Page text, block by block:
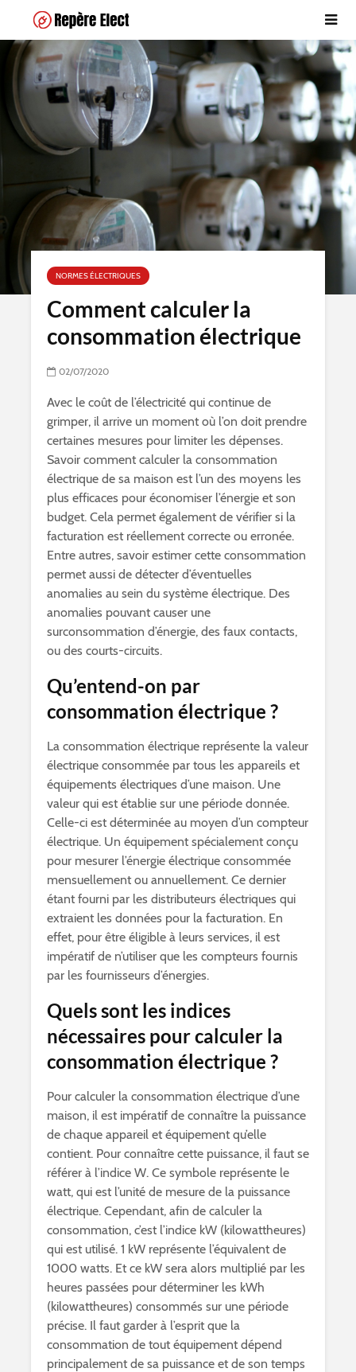
NORMES ÉLECTRIQUES
Comment calculer la
consommation électrique
02/07/2020
Avec le coût de l’électricité qui continue de
grimper, il arrive un moment où l’on doit prendre
certaines mesures pour limiter les dépenses.
Savoir comment calculer la consommation
électrique de sa maison est l’un des moyens les
plus efficaces pour économiser l’énergie et son
budget. Cela permet également de vérifier si la
facturation est réellement correcte ou erronée.
Entre autres, savoir estimer cette consommation
permet aussi de détecter d’éventuelles
anomalies au sein du système électrique. Des
anomalies pouvant causer une
surconsommation d’énergie, des faux contacts,
ou des courts-circuits.
Qu’entend-on par
consommation électrique ?
La consommation électrique représente la valeur
électrique consommée par tous les appareils et
équipements électriques d’une maison. Une
valeur qui est établie sur une période donnée.
Celle-ci est déterminée au moyen d’un compteur
électrique. Un équipement spécialement conçu
pour mesurer l’énergie électrique consommée
mensuellement ou annuellement. Ce dernier
étant fourni par les distributeurs électriques qui
extraient les données pour la facturation. En
effet, pour être éligible à leurs services, il est
impératif de n’utiliser que les compteurs fournis
par les fournisseurs d’énergies.
Quels sont les indices
nécessaires pour calculer la
consommation électrique ?
Pour calculer la consommation électrique d’une
maison, il est impératif de connaître la puissance
de chaque appareil et équipement qu’elle
contient. Pour connaître cette puissance, il faut se
référer à l’indice W. Ce symbole représente le
watt, qui est l’unité de mesure de la puissance
électrique. Cependant, afin de calculer la
consommation, c’est l’indice kW (kilowattheures)
qui est utilisé. 1 kW représente l’équivalent de
1000 watts. Et ce kW sera alors multiplié par les
heures passées pour déterminer les kWh
(kilowattheures) consommés sur une période
précise. Il faut garder à l’esprit que la
consommation de tout équipement dépend
principalement de sa puissance et de son temps